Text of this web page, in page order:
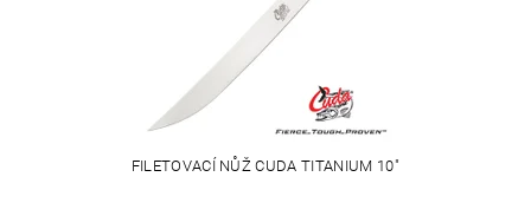
FILETOVACÍ NŮŽ CUDA TITANIUM 10"